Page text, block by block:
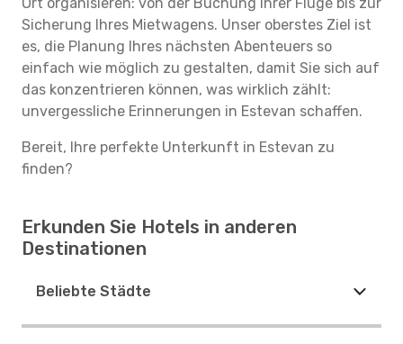
Sicherung Ihres Mietwagens. Unser oberstes Ziel ist
es, die Planung Ihres nächsten Abenteuers so
einfach wie möglich zu gestalten, damit Sie sich auf
das konzentrieren können, was wirklich zählt:
unvergessliche Erinnerungen in Estevan schaffen.
Bereit, Ihre perfekte Unterkunft in Estevan zu
finden?
Erkunden Sie Hotels in anderen
Destinationen
Beliebte Städte